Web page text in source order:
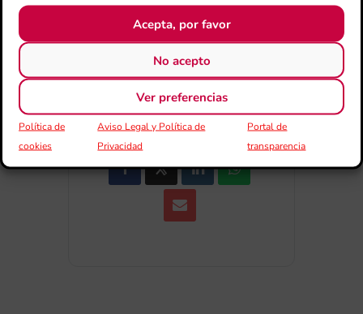
Acepta, por favor
No acepto
Ver preferencias
Política de
cookies
Aviso Legal y Política de
Privacidad
Portal de
transparencia
COMPARTIR ESTE EVENTO